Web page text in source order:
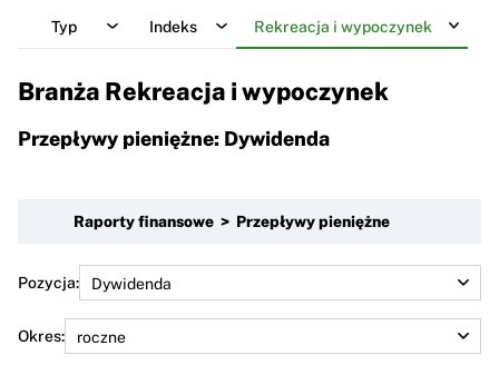
Typ Indeks Rekreacja i wypoczynek
Branża Rekreacja i wypoczynek
Przepływy pieniężne: Dywidenda
Raporty finansowe > Przepływy pieniężne
Pozycja:
Okres: